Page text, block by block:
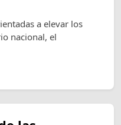
a elevar los
nacional, el